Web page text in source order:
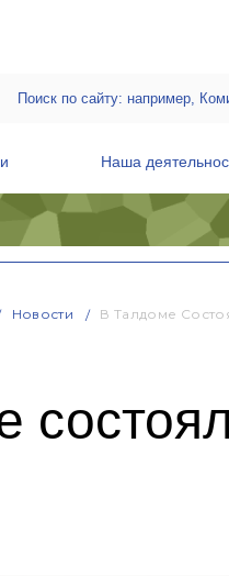
Наша
Новости В Талдоме